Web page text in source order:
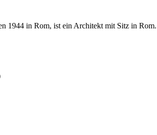
1944 in Rom, ist ein Architekt mit Sitz in Rom.